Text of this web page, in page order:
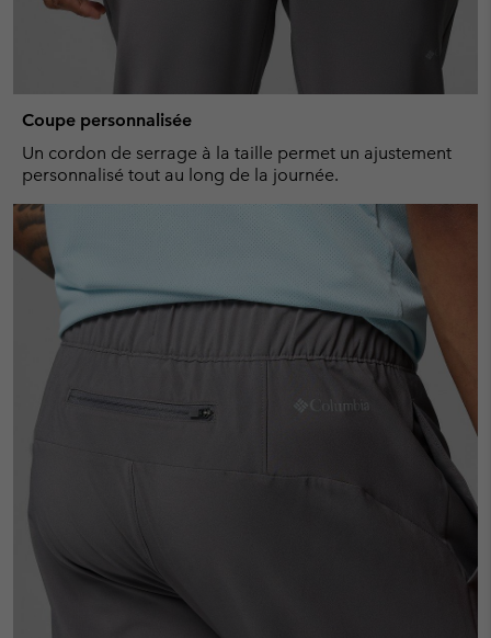
Coupe personnalisée
Un cordon de serrage à la taille permet un ajustement
personnalisé tout au long de la journée.